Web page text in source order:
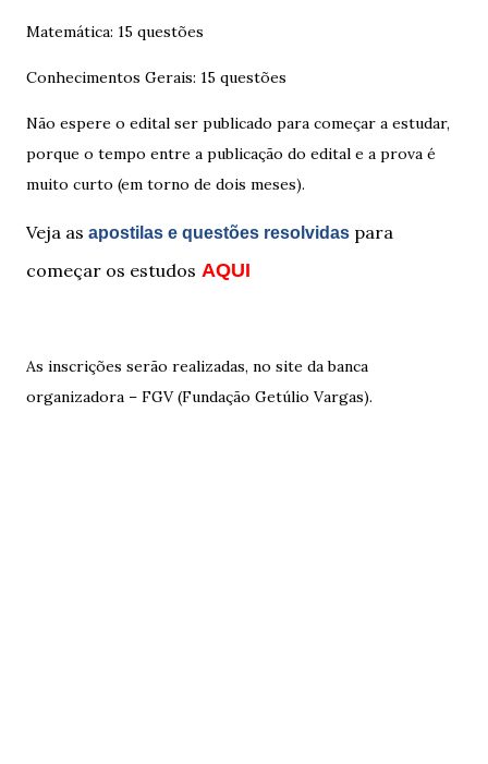
Matemática: 15 questões
Conhecimentos Gerais: 15 questões
Não espere o edital ser publicado para começar a estudar,
porque o tempo entre a publicação do edital e a prova é
muito curto (em torno de dois meses).
Veja as apostilas e questões resolvidas para
começar os estudos AQUI
As inscrições serão realizadas, no site da banca
organizadora – FGV (Fundação Getúlio Vargas).